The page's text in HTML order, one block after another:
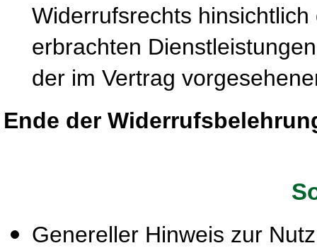
Widerrufsrechts
erbrachten
der im Vertrag
Ende der
Genereller Hinweis zur